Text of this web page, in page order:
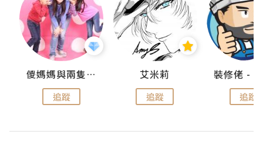
儍媽媽與兩隻小魔怪之家
追蹤
艾米莉
追蹤 追蹤